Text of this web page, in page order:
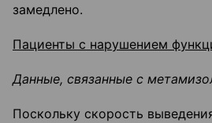
замедлено.
Пациенты с нарушением
Данные, связанные с
Поскольку скорость